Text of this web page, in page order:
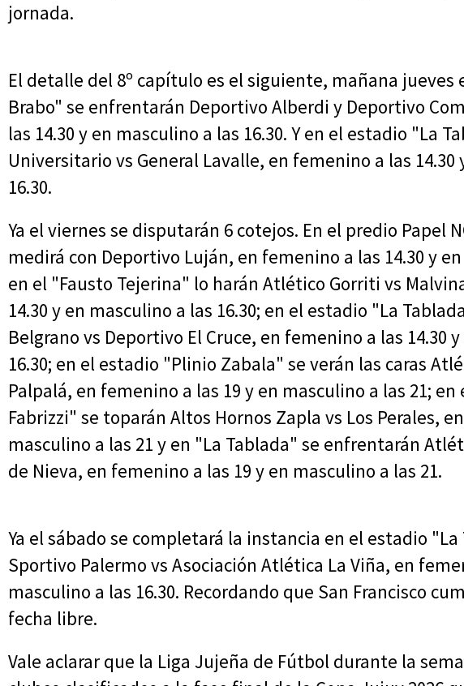
jornada.
El detalle del 8º capítulo es el siguiente, mañana jueves
Brabo" se enfrentarán Deportivo Alberdi y Deportivo
las 14.30 y en masculino a las 16.30. Y en el estadio "La
Universitario vs General Lavalle, en femenino a las 14.30
16.30.
Ya el viernes se disputarán 6 cotejos. En el predio Papel
medirá con Deportivo Luján, en femenino a las 14.30 y
en el "Fausto Tejerina" lo harán Atlético Gorriti vs
14.30 y en masculino a las 16.30; en el estadio "La
Belgrano vs Deportivo El Cruce, en femenino a las 14.30
16.30; en el estadio "Plinio Zabala" se verán las caras
Palpalá, en femenino a las 19 y en masculino a las 21;
Fabrizzi" se toparán Altos Hornos Zapla vs Los Perales,
masculino a las 21 y en "La Tablada" se enfrentarán
de Nieva, en femenino a las 19 y en masculino a las 21.
Ya el sábado se completará la instancia en el estadio
Sportivo Palermo vs Asociación Atlética La Viña, en
masculino a las 16.30. Recordando que San Francisco
fecha libre.
Vale aclarar que la Liga Jujeña de Fútbol durante la